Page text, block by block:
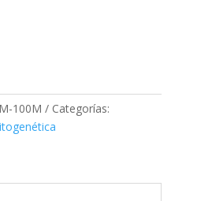
100M
Categorías: